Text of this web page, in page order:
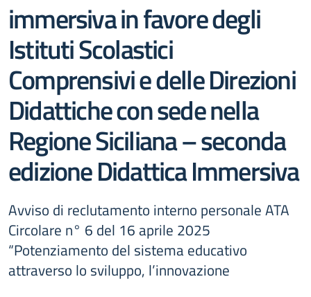
immersiva in favore degli
Istituti Scolastici
Comprensivi e delle Direzioni
Didattiche con sede nella
Regione Siciliana – seconda
edizione Didattica Immersiva
Avviso di reclutamento interno personale ATA
Circolare n° 6 del 16 aprile 2025
“Potenziamento del sistema educativo
attraverso lo sviluppo, l’innovazione